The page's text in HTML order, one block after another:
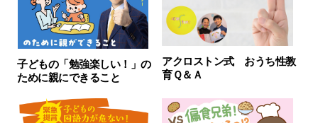
子どもの「勉強楽しい！」の
ために親にできること
アクロストン式 おうち性教
育Ｑ＆Ａ